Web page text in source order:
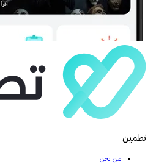
تطمين
من نحن